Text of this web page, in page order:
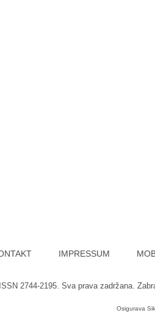
IMPRESSUM
2744-2195. Sva prava zadržana.
Osigurava